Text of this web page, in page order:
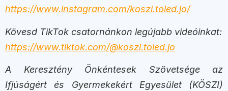
https://www.instagram.com/koszi.toled.jo/
Kövesd TikTok csatornánkon legújabb videóinkat:
https://www.tiktok.com/@koszi.toled.jo
A Keresztény Önkéntesek Szövetsége az
Ifjúságért és Gyermekekért Egyesület (KÖSZI)